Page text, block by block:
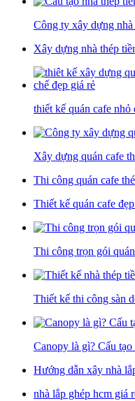
Công ty xây dựng
Xây dựng nhà thép
thiết kế quán cafe nhỏ
Xây dựng quán cafe
Thi công quán cafe
Thiết kế quán cafe
Thi công trọn gói
Thiết kế thi công sàn
Canopy là gì? Cấu
Hướng dẫn xây nhà
nhà lắp ghép hcm giá